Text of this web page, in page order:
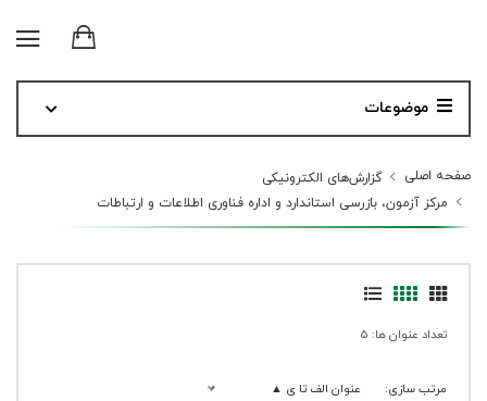
موضوعات
صفحه اصلی
گزارش‌های الکترونیکی
مرکز آزمون، بازرسی استاندارد و اداره فناوری اطلاعات و ارتباطات
تعداد عنوان ها: 5
مرتب سازی: عنوان الف تا ی ▲